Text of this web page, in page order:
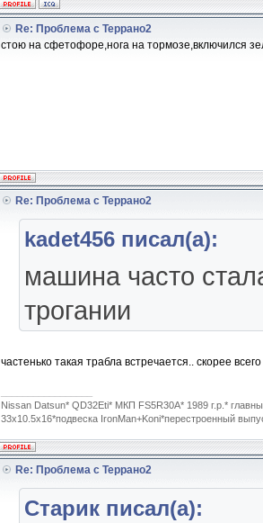
Re: Проблема с Террано2
стою на сфетофоре,нога на тормозе,включился
Re: Проблема с Террано2
kadet456 писал(а):
машина часто
трогании
частенько такая трабла встречается.. скорее
Nissan Datsun* QD32Eti* МКП FS5R30A* 1989 г.р.*
33x10.5x16*подвеска IronMan+Koni*перестроенный
Re: Проблема с Террано2
Старик писал(а):